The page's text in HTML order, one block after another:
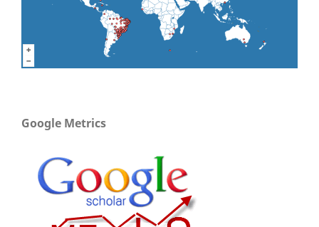
Google Metrics